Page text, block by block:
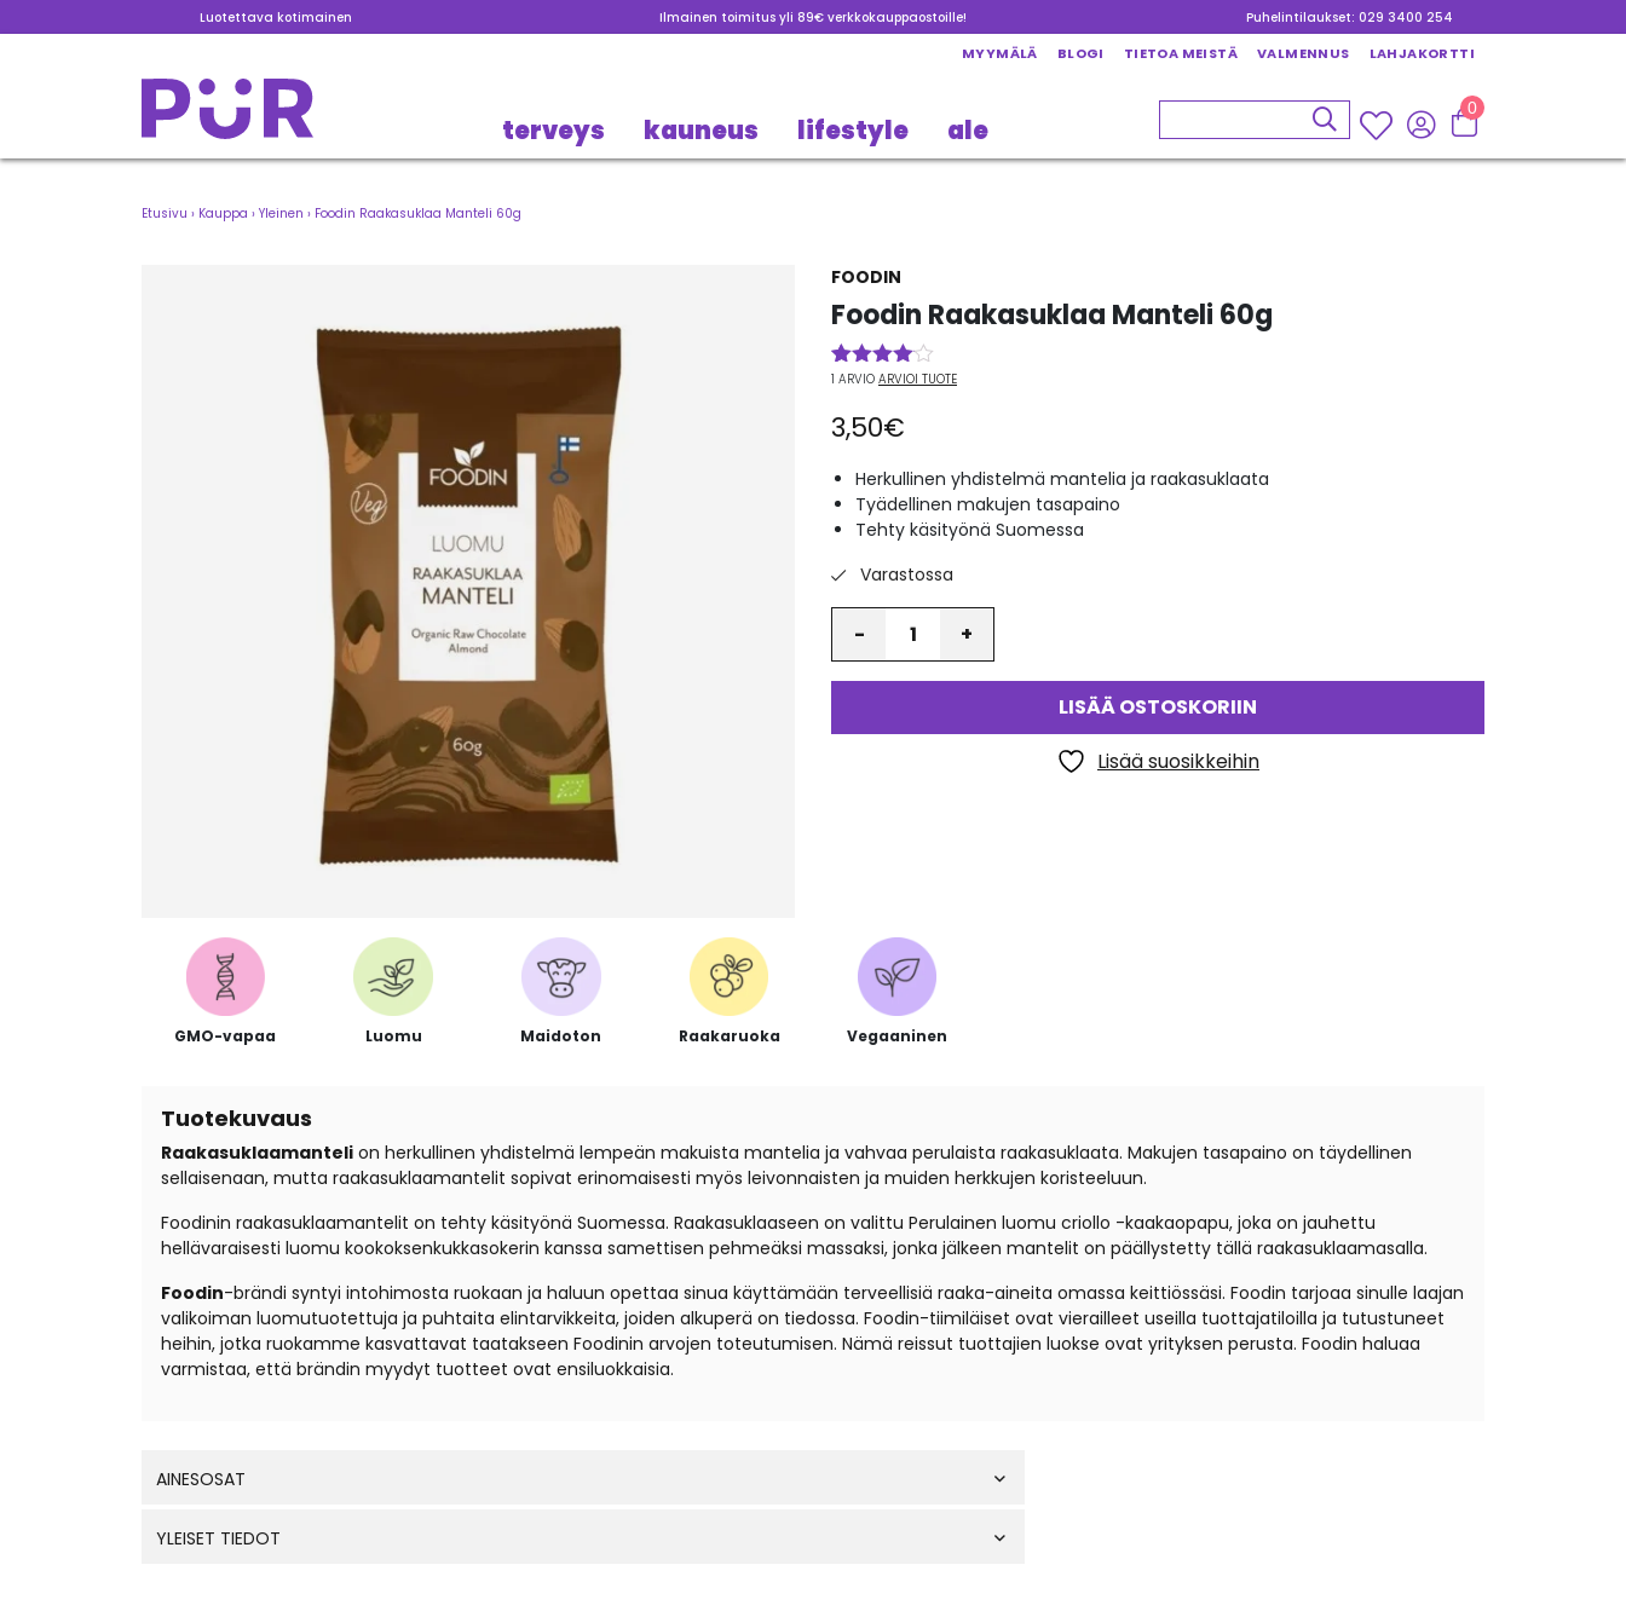
Luotettava kotimainen Ilmainen toimitus yli 89€ verkkokauppaostoille! Puhelintilaukset: 029 3400 254
MYYMÄLÄ BLOGI TIETOA MEISTÄ VALMENNUS LAHJAKORTTI
terveys kauneus lifestyle ale
0
Etusivu › Kauppa › Yleinen › Foodin Raakasuklaa Manteli 60g
FOODIN
Foodin Raakasuklaa Manteli 60g
Arvio
5:stä
perustuen
1
arvotukseen.
1 ARVIO ARVIOI TUOTE
3,50€
Herkullinen yhdistelmä mantelia ja raakasuklaata
Tyädellinen makujen tasapaino
Tehty käsityönä Suomessa
Varastossa
LISÄÄ OSTOSKORIIN
Lisää suosikkeihin
GMO-vapaa Luomu Maidoton Raakaruoka Vegaaninen
Tuotekuvaus
Raakasuklaamanteli on herkullinen yhdistelmä lempeän makuista mantelia ja vahvaa perulaista raakasuklaata. Makujen tasapaino on täydellinen
sellaisenaan, mutta raakasuklaamantelit sopivat erinomaisesti myös leivonnaisten ja muiden herkkujen koristeeluun.
Foodinin raakasuklaamantelit on tehty käsityönä Suomessa. Raakasuklaaseen on valittu Perulainen luomu criollo -kaakaopapu, joka on jauhettu
hellävaraisesti luomu kookoksenkukkasokerin kanssa samettisen pehmeäksi massaksi, jonka jälkeen mantelit on päällystetty tällä raakasuklaamasalla.
Foodin-brändi syntyi intohimosta ruokaan ja haluun opettaa sinua käyttämään terveellisiä raaka-aineita omassa keittiössäsi. Foodin tarjoaa sinulle laajan
valikoiman luomutuotettuja ja puhtaita elintarvikkeita, joiden alkuperä on tiedossa. Foodin-tiimiläiset ovat vierailleet useilla tuottajatiloilla ja tutustuneet
heihin, jotka ruokamme kasvattavat taatakseen Foodinin arvojen toteutumisen. Nämä reissut tuottajien luokse ovat yrityksen perusta. Foodin haluaa
varmistaa, että brändin myydyt tuotteet ovat ensiluokkaisia.
AINESOSAT
YLEISET TIEDOT